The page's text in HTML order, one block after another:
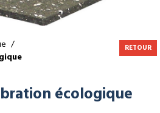
/
RETOUR
écologique